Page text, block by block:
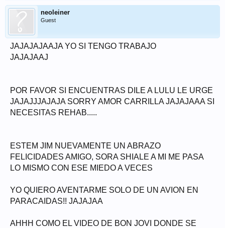
neoleiner
Guest
JAJAJAJAAJA YO SI TENGO TRABAJO
JAJAJAAJ
POR FAVOR SI ENCUENTRAS DILE A LULU LE URGE
JAJAJJJAJAJA SORRY AMOR CARRILLA JAJAJAAA SI
NECESITAS REHAB.....
ESTEM JIM NUEVAMENTE UN ABRAZO
FELICIDADES AMIGO, SORA SHIALE A MI ME PASA
LO MISMO CON ESE MIEDO A VECES
YO QUIERO AVENTARME SOLO DE UN AVION EN
PARACAIDAS!! JAJAJAA
AHHH COMO EL VIDEO DE BON JOVI DONDE SE